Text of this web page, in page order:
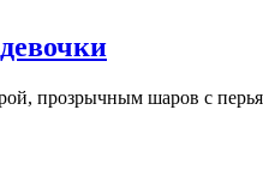
прозрычным шаров с